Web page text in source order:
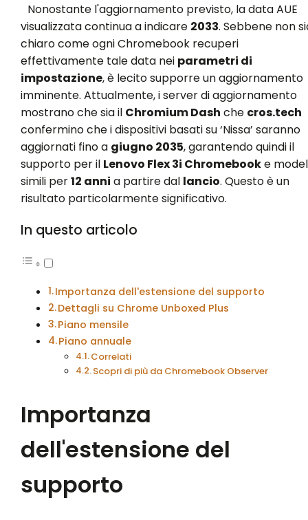
Nonostante l'aggiornamento previsto, la data AUE
visualizzata continua a indicare 2033. Sebbene non
chiaro come ogni Chromebook recuperi
effettivamente tale data nei parametri di
impostazione, è lecito supporre un aggiornamento
imminente. Attualmente, i server di aggiornamento
mostrano che sia il Chromium Dash che cros.tech
confermino che i dispositivi basati su ‘Nissa’ saranno
aggiornati fino a giugno 2035, garantendo quindi il
supporto per il Lenovo Flex 3i Chromebooke
simili per12 anni a partire dal lancio. Questo è un
risultato particolarmente significativo.
In questo articolo
Importanza dell'estensione del supporto
Dettagli su Chrome Unboxed Plus
Piano mensile
Piano annuale
Correlati
Scopri di più da Chromebook Observer
Importanza
dell'estensione del
supporto